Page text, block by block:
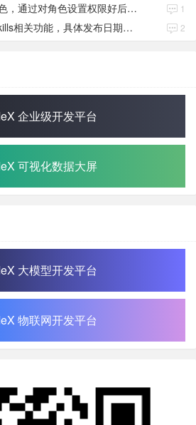
创建用户后，分配对应角色，通过对角色设置权限好后，登录当前用户后。查看不到当前已分配对应角色权限数据 1
急需bladex-ai的1.8.0的skills相关功能，具体发布日期是多少号 2
企业级开发平台
可视化数据大屏
大模型开发平台
物联网开发平台